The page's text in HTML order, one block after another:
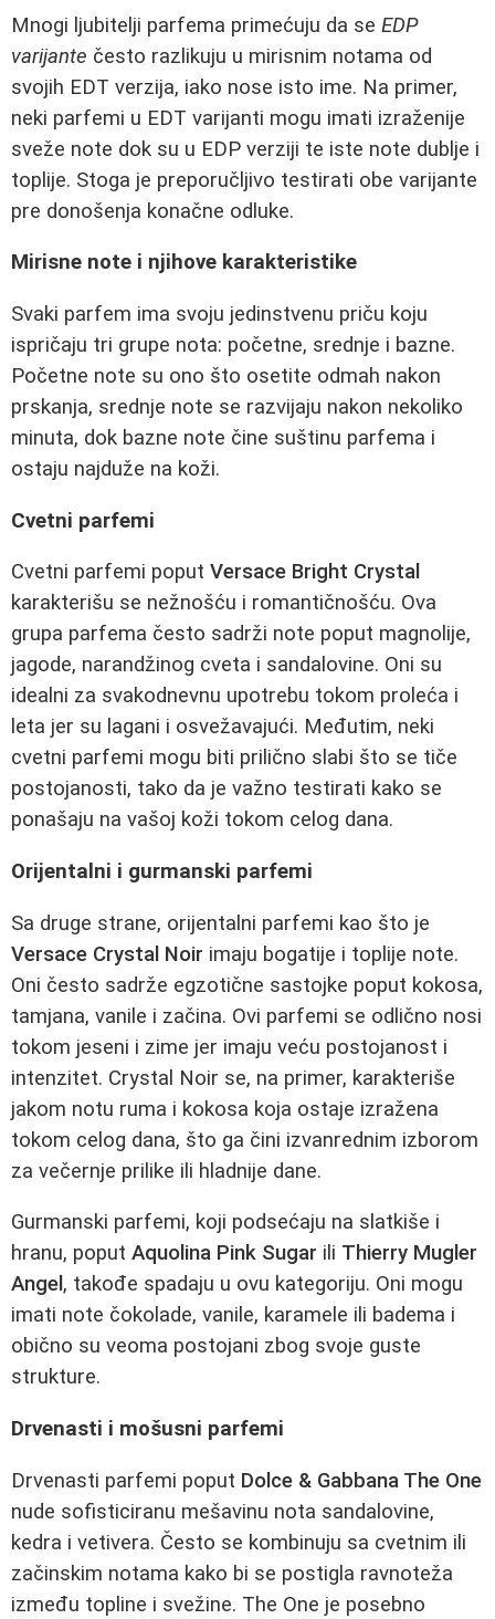
Mnogi ljubitelji parfema primećuju da se EDP
varijante često razlikuju u mirisnim notama od
svojih EDT verzija, iako nose isto ime. Na primer,
neki parfemi u EDT varijanti mogu imati izraženije
sveže note dok su u EDP verziji te iste note dublje i
toplije. Stoga je preporučljivo testirati obe varijante
pre donošenja konačne odluke.
Mirisne note i njihove karakteristike
Svaki parfem ima svoju jedinstvenu priču koju
ispričaju tri grupe nota: početne, srednje i bazne.
Početne note su ono što osetite odmah nakon
prskanja, srednje note se razvijaju nakon nekoliko
minuta, dok bazne note čine suštinu parfema i
ostaju najduže na koži.
Cvetni parfemi
Cvetni parfemi poput Versace Bright Crystal
karakterišu se nežnošću i romantičnošću. Ova
grupa parfema često sadrži note poput magnolije,
jagode, narandžinog cveta i sandalovine. Oni su
idealni za svakodnevnu upotrebu tokom proleća i
leta jer su lagani i osvežavajući. Međutim, neki
cvetni parfemi mogu biti prilično slabi što se tiče
postojanosti, tako da je važno testirati kako se
ponašaju na vašoj koži tokom celog dana.
Orijentalni i gurmanski parfemi
Sa druge strane, orijentalni parfemi kao što je
Versace Crystal Noir imaju bogatije i toplije note.
Oni često sadrže egzotične sastojke poput kokosa,
tamjana, vanile i začina. Ovi parfemi se odlično nosi
tokom jeseni i zime jer imaju veću postojanost i
intenzitet. Crystal Noir se, na primer, karakteriše
jakom notu ruma i kokosa koja ostaje izražena
tokom celog dana, što ga čini izvanrednim izborom
za večernje prilike ili hladnije dane.
Gurmanski parfemi, koji podsećaju na slatkiše i
hranu, poput Aquolina Pink Sugar ili Thierry Mugler
Angel , takođe spadaju u ovu kategoriju. Oni mogu
imati note čokolade, vanile, karamele ili badema i
obično su veoma postojani zbog svoje guste
strukture.
Drvenasti i mošusni parfemi
Drvenasti parfemi poput Dolce & Gabbana The One
nude sofisticiranu mešavinu nota sandalovine,
kedra i vetivera. Često se kombinuju sa cvetnim ili
začinskim notama kako bi se postigla ravnoteža
između topline i svežine. The One je posebno